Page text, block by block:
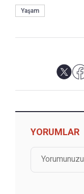
Yaşam
YORUMLAR